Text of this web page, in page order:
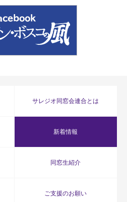
サレジオ同窓会連合とは
新着情報
同窓生紹介
ご支援のお願い